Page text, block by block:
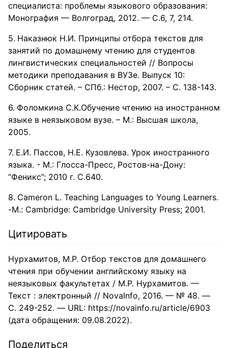
специалиста: проблемы языкового образования:
Монография — Волгоград, 2012. — С.6, 7, 214.
Наказнюк Н.И. Принципы отбора текстов для
занятий по домашнему чтению для студентов
лингвистических специальностей // Вопросы
методики преподавания в ВУЗе. Выпуск 10:
Сборник статей. – СПб.: Нестор, 2007. – С. 138-143.
Фоломкина С.К.Обучение чтению на иностранном
языке в неязыковом вузе. – М.: Высшая школа,
2005.
Е.И. Пассов, Н.Е. Кузовлева. Урок иностранного
языка. - М.: Глосса-Пресс, Ростов-на-Дону:
“Феникс”; 2010 г. С.640.
Cameron L. Teaching Languages to Young Learners.
-М.: Cambridge: Cambridge University Press; 2001.
Цитировать
Нурхамитов, М.Р. Отбор текстов для домашнего
чтения при обучении английскому языку на
неязыковых факультетах / М.Р. Нурхамитов. —
Текст : электронный // NovaInfo, 2016. — № 48. —
С. 249-252. — URL: https://novainfo.ru/article/6903
(дата обращения: 09.08.2022).
Поделиться